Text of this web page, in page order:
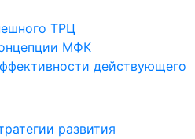
ТРЦ
МФК
действующего
развития